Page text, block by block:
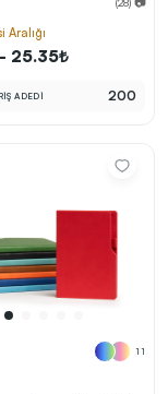
Aralığı
25.35₺
ADEDİ 200
11